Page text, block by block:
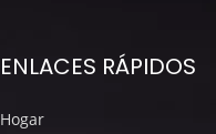
ENLACES RÁPIDOS
Hogar